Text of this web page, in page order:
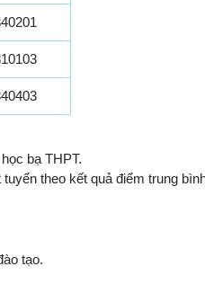
bạ THPT.
theo kết quả điểm trung
tạo.